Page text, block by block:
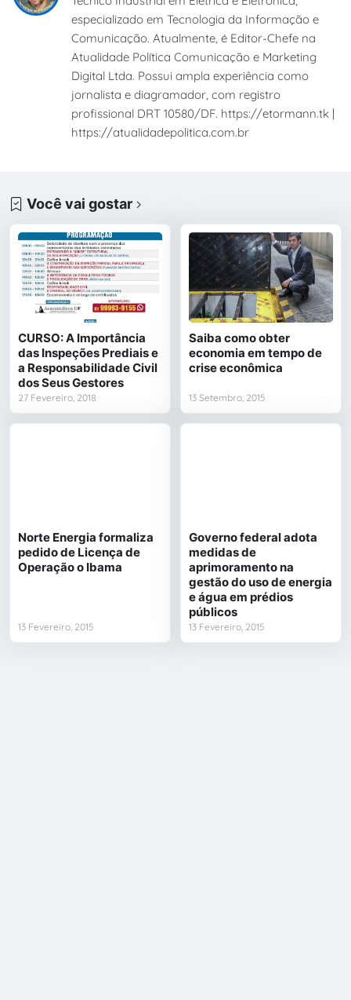
especializado em Tecnologia da Informação e
Comunicação. Atualmente, é Editor-Chefe na
Atualidade Política Comunicação e Marketing
Digital Ltda. Possui ampla experiência como
jornalista e diagramador, com registro
profissional DRT 10580/DF. https://etormann.tk |
https://atualidadepolitica.com.br
Você vai gostar
CURSO: A Importância
das Inspeções Prediais e
a Responsabilidade Civil
dos Seus Gestores
27 Fevereiro, 2018
Saiba como obter
economia em tempo de
crise econômica
13 Setembro, 2015
Norte Energia formaliza
pedido de Licença de
Operação o Ibama
13 Fevereiro, 2015
Governo federal adota
medidas de
aprimoramento na
gestão do uso de energia
e água em prédios
públicos
13 Fevereiro, 2015